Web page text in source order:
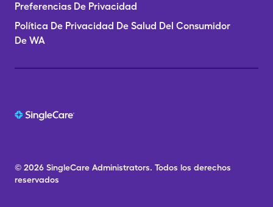
Preferencias De Privacidad
Política De Privacidad De Salud Del Consumidor
De WA
© 2026 SingleCare Administrators. Todos los derechos
reservados